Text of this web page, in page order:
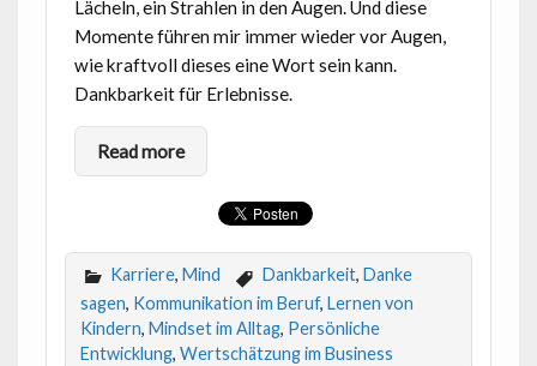
Lächeln, ein Strahlen in den Augen. Und diese
Momente führen mir immer wieder vor Augen,
wie kraftvoll dieses eine Wort sein kann.
Dankbarkeit für Erlebnisse.
Read more
Karriere, Mind Dankbarkeit, Danke
sagen, Kommunikation im Beruf, Lernen von
Kindern, Mindset im Alltag, Persönliche
Entwicklung, Wertschätzung im Business